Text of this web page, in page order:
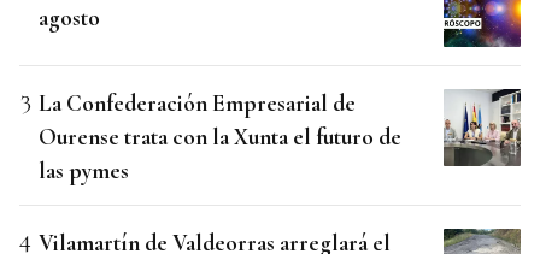
agosto
La Confederación Empresarial de
Ourense trata con la Xunta el futuro de
las pymes
Vilamartín de Valdeorras arreglará el